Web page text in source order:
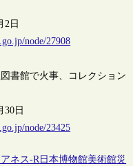
2日
node/27908
書館で火事、コレクション
30日
node/23425
ネス-R日本博物館美術館災